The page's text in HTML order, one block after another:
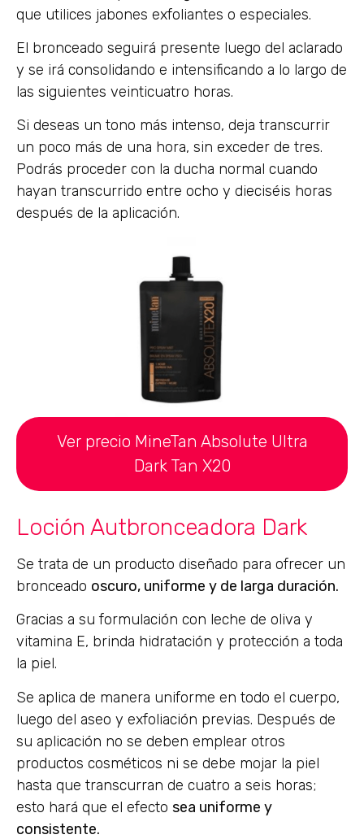
que utilices jabones exfoliantes o especiales.
El bronceado seguirá presente luego del aclarado
y se irá consolidando e intensificando a lo largo de
las siguientes veinticuatro horas.
Si deseas un tono más intenso, deja transcurrir
un poco más de una hora, sin exceder de tres.
Podrás proceder con la ducha normal cuando
hayan transcurrido entre ocho y dieciséis horas
después de la aplicación.
Ver precio MineTan Absolute Ultra
Dark Tan X20
Loción Autbronceadora Dark
Se trata de un producto diseñado para ofrecer un
bronceado oscuro, uniforme y de larga duración.
Gracias a su formulación con leche de oliva y
vitamina E, brinda hidratación y protección a toda
la piel.
Se aplica de manera uniforme en todo el cuerpo,
luego del aseo y exfoliación previas. Después de
su aplicación no se deben emplear otros
productos cosméticos ni se debe mojar la piel
hasta que transcurran de cuatro a seis horas;
esto hará que el efecto sea uniforme y
consistente.